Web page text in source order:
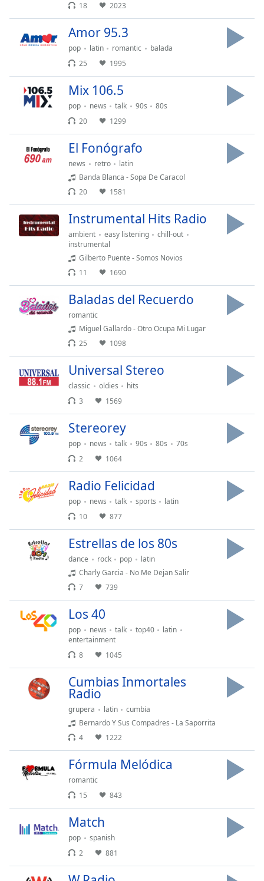
descriptions
off
selected
subtitles
settings
dialog
subtitles
Audio
Track
Beginning
Escape
close
window.
Text
Background
Opacity
Caption
Opacity
Font
Edge
18
2023
Amor 95.3
pop latin romantic
balada
25
1995
Mix 106.5
pop news talk 90s
80s
20
1299
El Fonógrafo
news retro
latin
Banda Blanca - Sopa De Caracol
20
1581
Instrumental Hits Radio
ambient easy listening
chill-out
instrumental
Gilberto Puente - Somos Novios
11
1690
Baladas del Recuerdo
romantic
Miguel Gallardo - Otro Ocupa Mi Lugar
25
1098
Universal Stereo
classic oldies
hits
3
1569
Stereorey
pop news talk 90s 80s
70s
2
1064
Radio Felicidad
pop news talk sports
latin
10
877
Estrellas de los 80s
dance rock pop
latin
Charly Garcia - No Me Dejan Salir
7
739
Los 40
pop news talk top40
latin
entertainment
8
1045
Cumbias Inmortales
Radio
grupera latin
cumbia
Bernardo Y Sus Compadres - La Saporrita
4
1222
Fórmula Melódica
romantic
15
843
Match
pop
spanish
2
881